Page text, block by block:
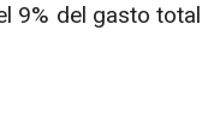
9% del gasto total